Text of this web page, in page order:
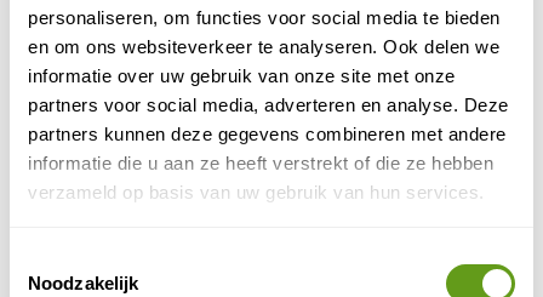
personaliseren, om functies voor social media te bieden
en om ons websiteverkeer te analyseren. Ook delen we
informatie over uw gebruik van onze site met onze
partners voor social media, adverteren en analyse. Deze
partners kunnen deze gegevens combineren met andere
informatie die u aan ze heeft verstrekt of die ze hebben
verzameld op basis van uw gebruik van hun services.
Noodzakelijk